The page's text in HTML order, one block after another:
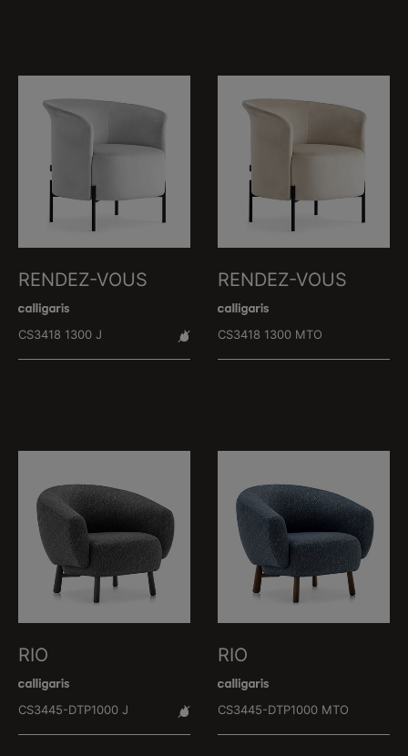
RENDEZ-VOUS
CS3418 1300 J
RENDEZ-VOUS
CS3418 1300 MTO
RIO
CS3445-DTP1000 J
RIO
CS3445-DTP1000 MTO